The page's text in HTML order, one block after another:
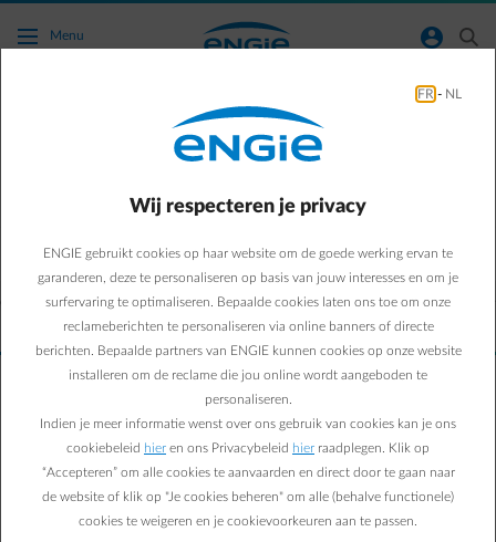
Ga naar de hoofdinhoud
Menu normal-account-circle search
Klantendienst
Selecteer uw profiel
Als u de selectie wijzigt, gaat u naar een nieuwe pagina
© Electrabel nv Onze voorwaarden Je privacy Jobs Leveranciers
Over ENGIE
Cookiebeleid
Schakel over naar Frans
FR Schakel over naar
NL
FR - NL
Wij respecteren je privacy
ENGIE gebruikt cookies op haar website om de goede werking ervan te
garanderen, deze te personaliseren op basis van jouw interesses en om je
surfervaring te optimaliseren. Bepaalde cookies laten ons toe om onze
reclameberichten te personaliseren via online banners of directe
berichten. Bepaalde partners van ENGIE kunnen cookies op onze website
installeren om de reclame die jou online wordt aangeboden te
personaliseren.
Indien je meer informatie wenst over ons gebruik van cookies kan je ons
cookiebeleid hier en ons Privacybeleid hier raadplegen. Klik op
“Accepteren” om alle cookies te aanvaarden en direct door te gaan naar
de website of klik op "Je cookies beheren" om alle (behalve functionele)
cookies te weigeren en je cookievoorkeuren aan te passen.